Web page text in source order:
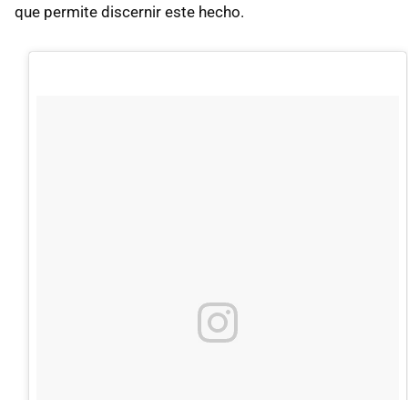
que permite discernir este hecho.